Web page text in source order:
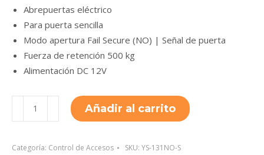
Abrepuertas eléctrico
Para puerta sencilla
Modo apertura Fail Secure (NO) | Señal de puerta
Fuerza de retención 500 kg
Alimentación DC 12V
131NO-
cantidad
Añadir al carrito
Categoría: Control de Accesos SKU: YS-131NO-S